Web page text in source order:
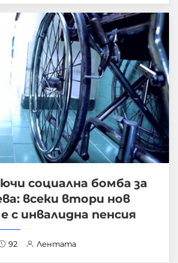
социална бомба за
всеки втори нов
с инвалидна пенсия
92 Лентата